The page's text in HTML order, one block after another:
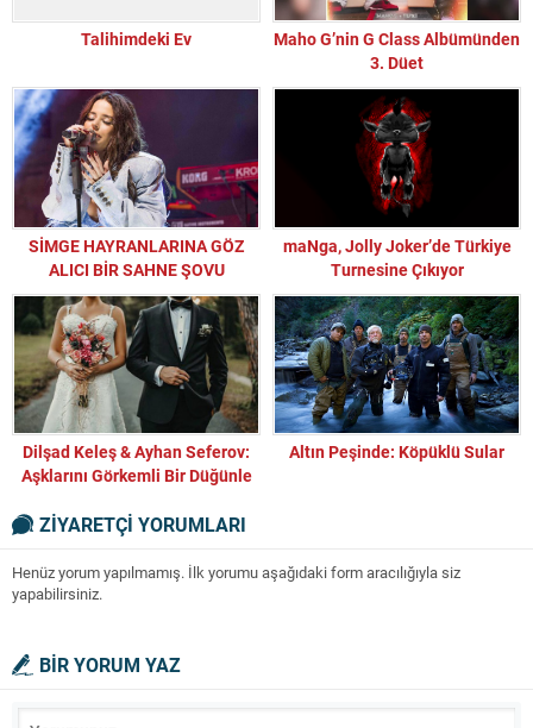
Talihimdeki Ev
Maho G’nin G Class Albümünden
3. Düet
SİMGE HAYRANLARINA GÖZ
ALICI BİR SAHNE ŞOVU
HAZIRLIYOR
maNga, Jolly Joker’de Türkiye
Turnesine Çıkıyor
Dilşad Keleş & Ayhan Seferov:
Aşklarını Görkemli Bir Düğünle
Altın Peşinde: Köpüklü Sular
ZİYARETÇİ YORUMLARI
Henüz yorum yapılmamış. İlk yorumu aşağıdaki form aracılığıyla siz
yapabilirsiniz.
BİR YORUM YAZ